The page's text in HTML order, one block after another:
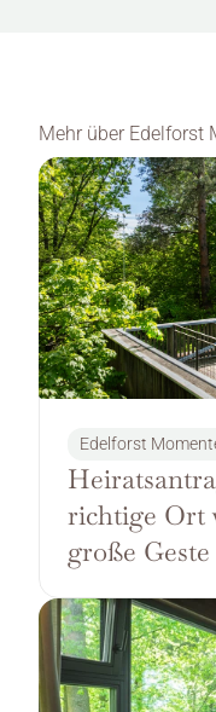
Mehr über Edelforst
Edelforst
richtige Ort
große Geste